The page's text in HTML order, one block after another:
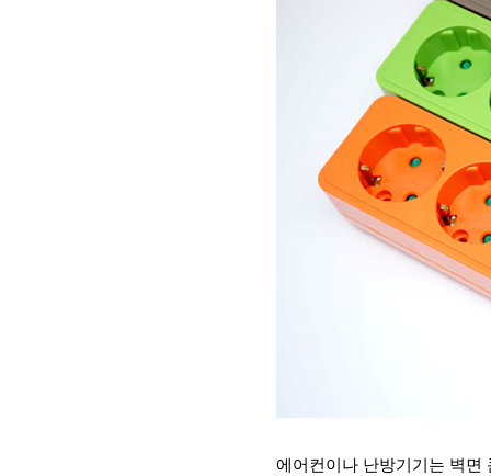
에어컨이나 난방기기는 벽면